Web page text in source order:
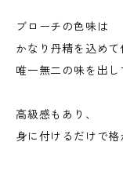
ブローチの色味は
かなり丹精を込めて
唯一無二の味を出し
高級感もあり、
身に付けるだけで格